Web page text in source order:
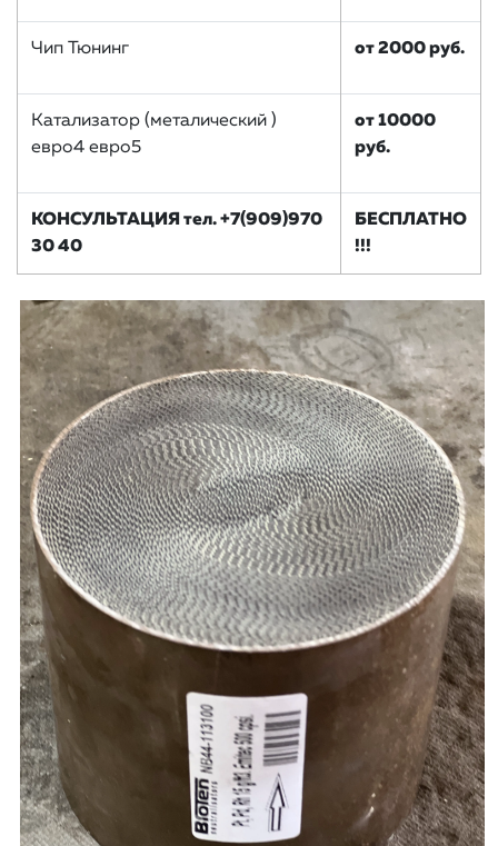
Чип Тюнинг от 2000 руб.
Катализатор (металический )
евро4 евро5
от 10000
руб.
КОНСУЛЬТАЦИЯ тел. +7(909)970
30 40
БЕСПЛАТНО
!!!